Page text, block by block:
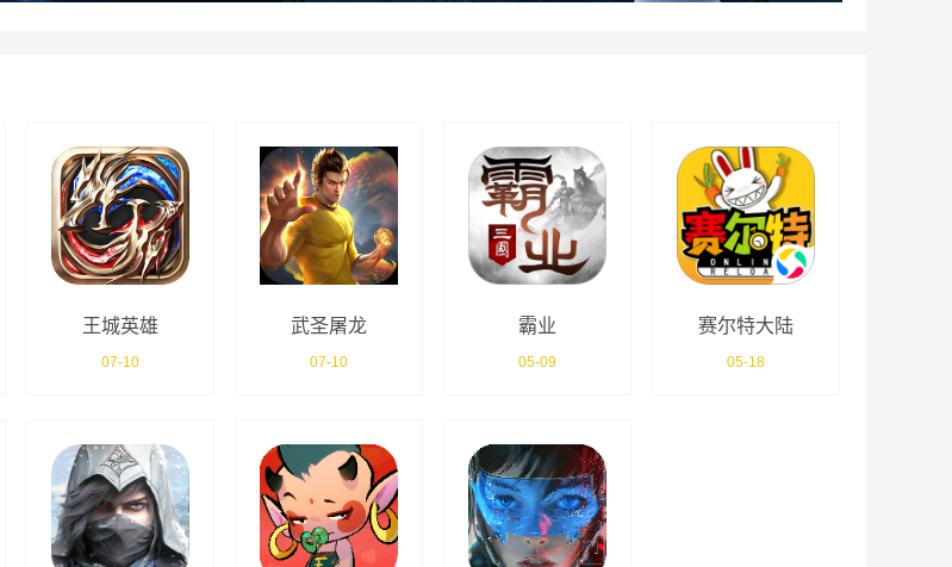
王城英雄
07-10
武圣屠龙
07-10
霸业
05-09
赛尔特大陆
05-18